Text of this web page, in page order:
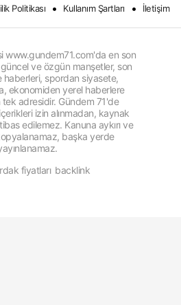
Politikası • Kullanım Şartları • İletişim
www.gundem71.com'da en son
güncel ve özgün manşetler, son
haberleri, spordan siyasete,
ekonomiden yerel haberlere
tek adresidir. Gündem 71'de
izin alınmadan, kaynak
edilemez. Kanuna aykırı ve
başka yerde
fiyatları backlink